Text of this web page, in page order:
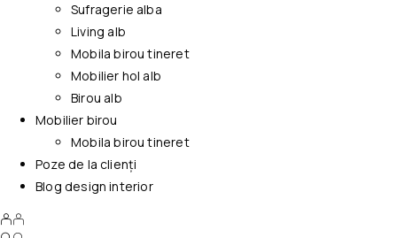
Sufragerie alba
Living alb
Mobila birou tineret
Mobilier hol alb
Birou alb
Mobilier birou
Mobila birou tineret
Poze de la clienți
Blog design interior